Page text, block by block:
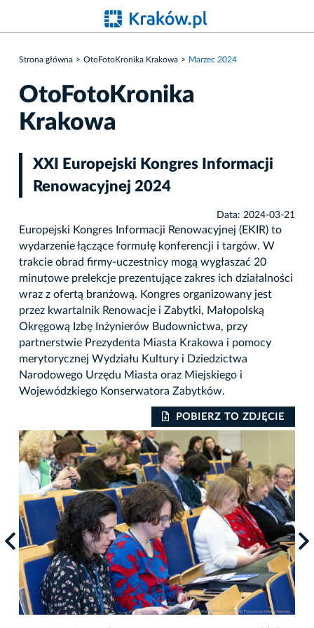
Strona główna OtoFotoKronika Krakowa Marzec 2024
OtoFotoKronika
Krakowa
XXI Europejski Kongres Informacji
Renowacyjnej 2024
Data: 2024-03-21
Europejski Kongres Informacji Renowacyjnej (EKIR) to
wydarzenie łączące formułę konferencji i targów. W
trakcie obrad firmy-uczestnicy mogą wygłaszać 20
minutowe prelekcje prezentujące zakres ich działalności
wraz z ofertą branżową. Kongres organizowany jest
przez kwartalnik Renowacje i Zabytki, Małopolską
Okręgową Izbę Inżynierów Budownictwa, przy
partnerstwie Prezydenta Miasta Krakowa i pomocy
merytorycznej Wydziału Kultury i Dziedzictwa
Narodowego Urzędu Miasta oraz Miejskiego i
Wojewódzkiego Konserwatora Zabytków.
POBIERZ TO ZDJĘCIE